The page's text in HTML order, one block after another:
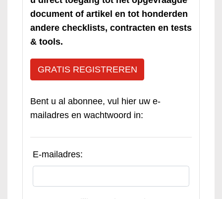
document of artikel en tot honderden
andere checklists, contracten en tests
& tools.
GRATIS REGISTREREN
Bent u al abonnee, vul hier uw e-
mailadres en wachtwoord in:
E-mailadres: